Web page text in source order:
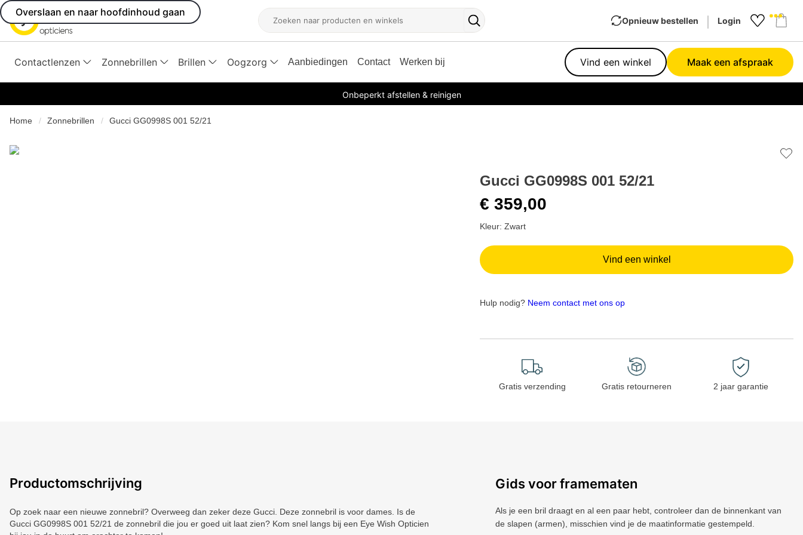
Overslaan en naar hoofdinhoud gaan
Zoeken
Zoekknop
Opnieuw bestellen Login
Contactlenzen Zonnebrillen Brillen Oogzorg Aanbiedingen Contact Werken bij Vind een winkel Maak een afspraak
Onbeperkt afstellen & reinigen
Home Zonnebrillen Gucci GG0998S 001 52/21
Gucci GG0998S 001 52/21
€ 359,00
Kleur: Zwart
Vind een winkel
Hulp nodig? Neem contact met ons op
Gratis verzending Gratis retourneren 2 jaar garantie
Productomschrijving
Op zoek naar een nieuwe zonnebril? Overweeg dan zeker deze Gucci. Deze zonnebril is voor dames. Is de
Gucci GG0998S 001 52/21 de zonnebril die jou er goed uit laat zien? Kom snel langs bij een Eye Wish Opticien
Gids voor framematen
Als je een bril draagt ​​en al een paar hebt, controleer dan de binnenkant van
de slapen (armen), misschien vind je de maatinformatie gestempeld.